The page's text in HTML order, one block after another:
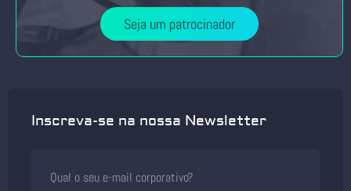
Seja um patrocinador
Inscreva-se na nossa Newsletter